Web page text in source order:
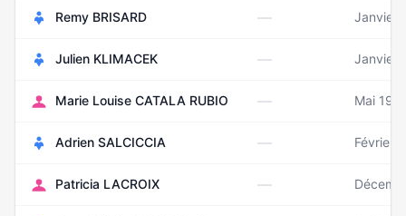
Remy BRISARD — Janvier
Julien KLIMACEK — Janvier
Marie Louise CATALA RUBIO — Mai
Adrien SALCICCIA — Février
Patricia LACROIX —